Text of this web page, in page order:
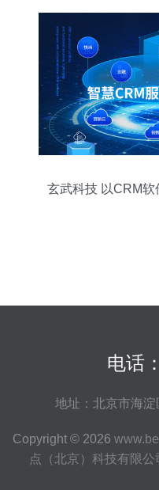
玄武科技 以CRM
电话
地址：北京市海
Copyright © 2026
点（北京）科技有限公